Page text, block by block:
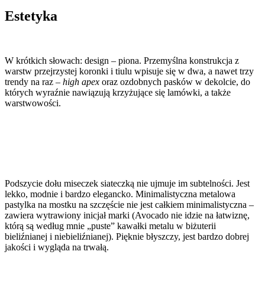
Estetyka
W krótkich słowach: design – piona. Przemyślna konstrukcja z
warstw przejrzystej koronki i tiulu wpisuje się w dwa, a nawet trzy
trendy na raz – high apex oraz ozdobnych pasków w dekolcie, do
których wyraźnie nawiązują krzyżujące się lamówki, a także
warstwowości.
Podszycie dołu miseczek siateczką nie ujmuje im subtelności. Jest
lekko, modnie i bardzo elegancko. Minimalistyczna metalowa
pastylka na mostku na szczęście nie jest całkiem minimalistyczna –
zawiera wytrawiony inicjał marki (Avocado nie idzie na łatwiznę,
którą są według mnie „puste” kawałki metalu w biżuterii
bieliźnianej i niebieliźnianej). Pięknie błyszczy, jest bardzo dobrej
jakości i wygląda na trwałą.